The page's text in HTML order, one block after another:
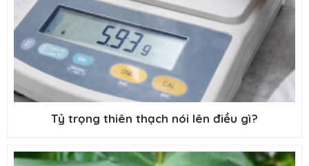
Tỷ trọng thiên thạch nói lên điều gì?